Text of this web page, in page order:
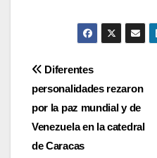
Navegación
de
entradas
Diferentes
personalidades rezaron
por la paz mundial y de
Venezuela en la catedral
de Caracas